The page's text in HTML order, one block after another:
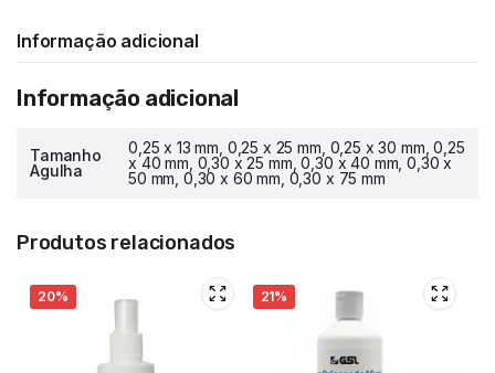
Informação adicional
Informação adicional
Tamanho
Agulha
0,25 x 13 mm, 0,25 x 25 mm, 0,25 x 30 mm, 0,25
x 40 mm, 0,30 x 25 mm, 0,30 x 40 mm, 0,30 x
50 mm, 0,30 x 60 mm, 0,30 x 75 mm
Produtos relacionados
20% 21%